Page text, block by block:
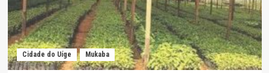
Cidade do Uíge Mukaba